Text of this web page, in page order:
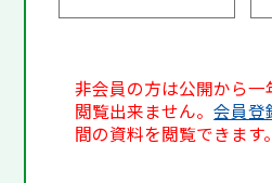
非会員の方は公開から
閲覧出来ません。会員登
間の資料を閲覧できます。